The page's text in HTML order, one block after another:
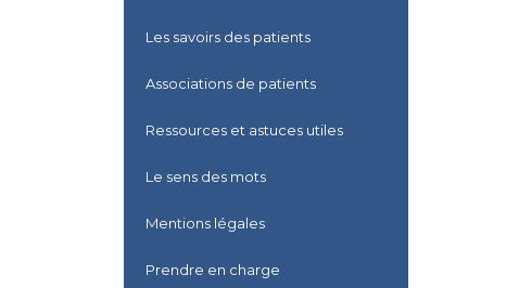
Les savoirs des patients
Associations de patients
Ressources et astuces utiles
Le sens des mots
Mentions légales
Prendre en charge